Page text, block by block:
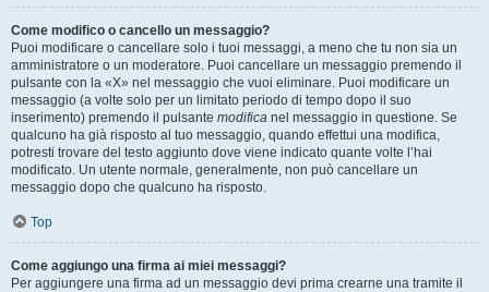
Come modifico o cancello un messaggio?
Puoi modificare o cancellare solo i tuoi messaggi, a meno che tu non sia un
amministratore o un moderatore. Puoi cancellare un messaggio premendo il
pulsante con la «X» nel messaggio che vuoi eliminare. Puoi modificare un
messaggio (a volte solo per un limitato periodo di tempo dopo il suo
inserimento) premendo il pulsante modifica nel messaggio in questione. Se
qualcuno ha già risposto al tuo messaggio, quando effettui una modifica,
potresti trovare del testo aggiunto dove viene indicato quante volte l’hai
modificato. Un utente normale, generalmente, non può cancellare un
messaggio dopo che qualcuno ha risposto.
Top
Come aggiungo una firma ai miei messaggi?
Per aggiungere una firma ad un messaggio devi prima crearne una tramite il